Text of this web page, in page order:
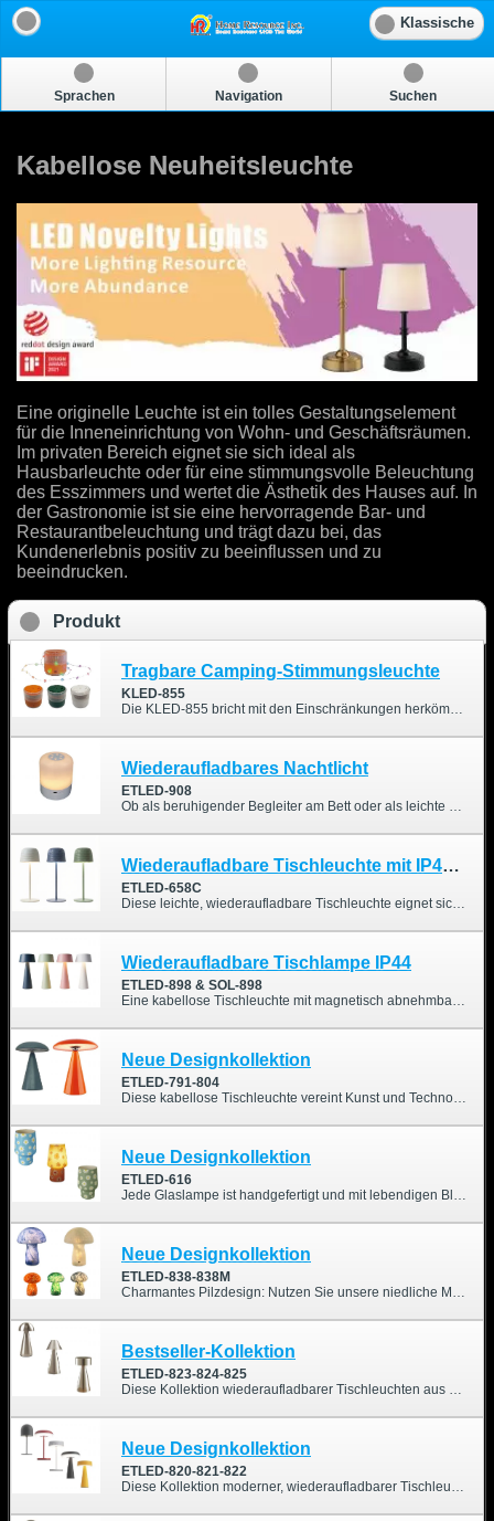
Klassische
Sprachen Navigation Suchen
Kabellose Neuheitsleuchte
Eine originelle Leuchte ist ein tolles Gestaltungselement
für die Inneneinrichtung von Wohn- und Geschäftsräumen.
Im privaten Bereich eignet sie sich ideal als
Hausbarleuchte oder für eine stimmungsvolle Beleuchtung
des Esszimmers und wertet die Ästhetik des Hauses auf. In
der Gastronomie ist sie eine hervorragende Bar- und
Restaurantbeleuchtung und trägt dazu bei, das
Kundenerlebnis positiv zu beeinflussen und zu
beeindrucken.
Produkt
Tragbare Camping-Stimmungsleuchte
KLED-855
Die KLED-855 bricht mit den Einschränkungen herkömmlicher Campinglaternen und verbirgt in ihrem kompakten Gehäuse ein funkelndes Sternenlicht. Ziehen Sie einfach die versteckte Lichterkette heraus, um Ihr Zelt, Ihren Pavillon oder Ihre Gartenparty im Handumdrehen in eine romantische und warme Atmosphäre zu tauchen. Im eingezogenen Zustand verwandelt sich die Lampe mühelos in eine Tischleuchte mit sanftem, stimmungsvollem Licht. Diese innovative Beleuchtungslösung vereint Ästhetik und Funktionalität und bietet Ihnen ein völlig neues visuelles Erlebnis – sowohl bei Ihren Outdoor-Abenteuern als auch im Alltag.
Wiederaufladbares Nachtlicht
ETLED-908
Ob als beruhigender Begleiter am Bett oder als leichte Beleuchtungslösung für Wochenendausflüge beim Camping – das wiederaufladbare Nachtlicht ETLED-908 passt sich nahtlos Ihrem Lebensstil an. Dank intuitiver Touch-Bedienung, flexibler Helligkeitseinstellungen und außergewöhnlicher Portabilität ist dieses Nachtlicht perfekt geeignet für entspannte Stunden zu Hause und den aktiven, naturverbundenen australischen Lebensstil.
Wiederaufladbare Tischleuchte mit IP44-Schutzart und 2-in-1-Design
ETLED-658C
Diese leichte, wiederaufladbare Tischleuchte eignet sich sowohl für den Innen- als auch für den Außenbereich und ist ideal, um den Esstisch stilvoll zu verschönern. Sie ist zudem wasserdicht gemäß IP44.
Wiederaufladbare Tischlampe IP44
ETLED-898 & SOL-898
Eine kabellose Tischleuchte mit magnetisch abnehmbarem Kopf, 360°-Drehung und wahlweise wiederaufladbarer oder Solarfunktion.
Neue Designkollektion
ETLED-791-804
Diese kabellose Tischleuchte vereint Kunst und Technologie auf elegante Weise. Sie verfügt über einen magnetischen, drehbaren Schirm und eine Touch-Dimmsteuerung, mit der Sie das Licht stilvoll und präzise gestalten können. Ideal für moderne Wohnungen, Hotels und Cafés, die Wert auf Flexibilität und ein raffiniertes Ambiente legen.
Neue Designkollektion
ETLED-616
Jede Glaslampe ist handgefertigt und mit lebendigen Blumenmustern verziert. Sie spendet nicht nur schönes Licht, sondern sorgt auch für eine fröhliche Atmosphäre. Dank ihres dimmbaren, warmen Lichts und der Möglichkeit zum Aufladen verwandelt sie gewöhnliche Momente in gemütliche, farbenfrohe Erlebnisse.
Neue Designkollektion
ETLED-838-838M
Charmantes Pilzdesign: Nutzen Sie unsere niedliche Mini-Tischlampe in Pilzform, um Ihren Raum zu verschönern.
Bestseller-Kollektion
ETLED-823-824-825
Diese Kollektion wiederaufladbarer Tischleuchten aus Metall vereint stilvolles Design mit praktischer Funktionalität und eignet sich perfekt für Wohnungen, Restaurants oder Geschäftsräume. Erhältlich in drei einzigartigen Ausführungen, bietet sie vielseitige Optionen für unterschiedliche Einrichtungsstile und Vorlieben.
Neue Designkollektion
ETLED-820-821-822
Diese Kollektion moderner, wiederaufladbarer Tischleuchten vereint stilvolles Design mit praktischer Funktionalität und eignet sich perfekt für Wohnungen, Restaurants oder Geschäftsräume. Erhältlich in vier eleganten Farben (Rot, Weiß, Schwarz und Gelb) und fünf einzigartigen Ausführungen bietet sie vielseitige Optionen für unterschiedliche Einrichtungsstile und Vorlieben.